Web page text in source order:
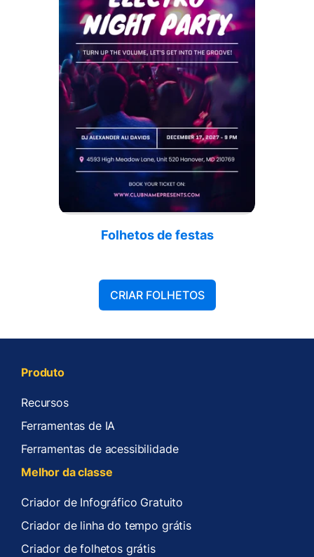
Folhetos de festas
CRIAR FOLHETOS
Produto
Recursos
Ferramentas de IA
Ferramentas de acessibilidade
Melhor da classe
Criador de Infográfico Gratuito
Criador de linha do tempo grátis
Criador de folhetos grátis